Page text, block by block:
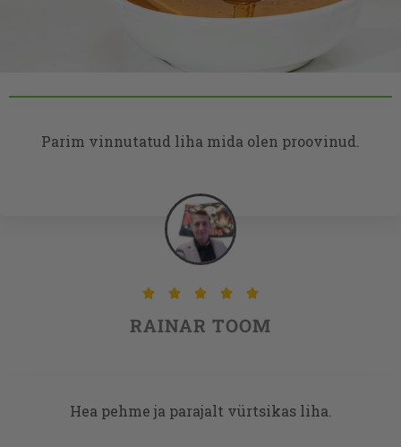
Parim vinnutatud liha mida olen proovinud.
    
RAINAR TOOM
Hea pehme ja parajalt vürtsikas liha.